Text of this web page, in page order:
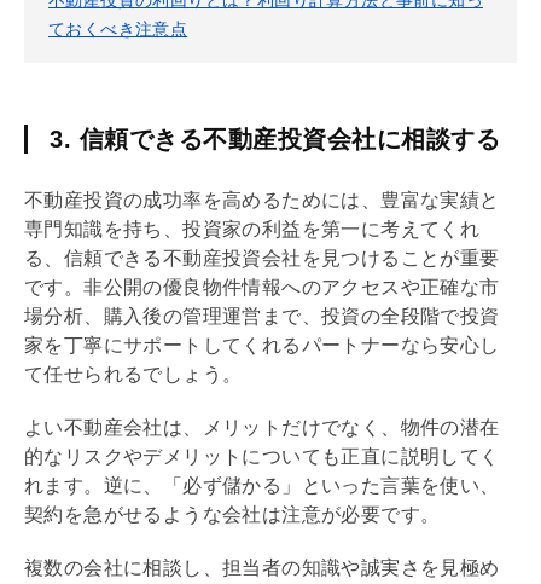
ておくべき注意点
3. 信頼できる不動産投資会社に相談する
不動産投資の成功率を高めるためには、豊富な実績と
専門知識を持ち、投資家の利益を第一に考えてくれ
る、信頼できる不動産投資会社を見つけることが重要
です。非公開の優良物件情報へのアクセスや正確な市
場分析、購入後の管理運営まで、投資の全段階で投資
家を丁寧にサポートしてくれるパートナーなら安心し
て任せられるでしょう。
よい不動産会社は、メリットだけでなく、物件の潜在
的なリスクやデメリットについても正直に説明してく
れます。逆に、「必ず儲かる」といった言葉を使い、
契約を急がせるような会社は注意が必要です。
複数の会社に相談し、担当者の知識や誠実さを見極め